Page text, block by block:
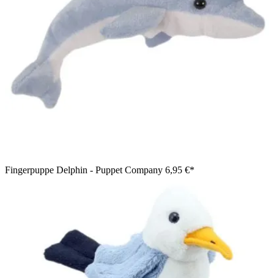
Fingerpuppe Delphin - Puppet Company 6,95 €*